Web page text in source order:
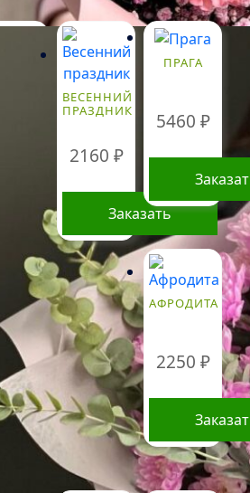
ВЕСЕННИЙ
ПРАЗДНИК
2160 ₽
Заказать
ПРАГА
5460 ₽
АФРОДИТА
2250 ₽